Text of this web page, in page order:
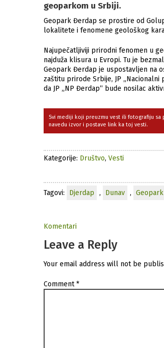
geoparkom u Srbiji.
Geopark Đerdap se prostire od
lokalitete i fenomene geološkog
Najupečatljiviji prirodni fenomen u
najduža klisura u Evropi. Tu je
Geopark Đerdap je uspostavljen na
zaštitu prirode Srbije, JP
da JP „NP Đerdap“ bude nosilac
Svi mediji koji preuzmu vest ili fotografiju
navedu izvor i postave link ka toj vesti.
Kategorije: Društvo, Vesti
Tagovi: Djerdap , Dunav , Geopark
Komentari
Leave a Reply
Your email address will not be
Comment*